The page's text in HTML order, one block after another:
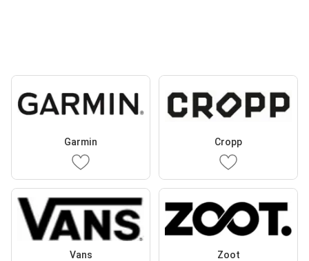
Garmin Cropp
Vans Zoot